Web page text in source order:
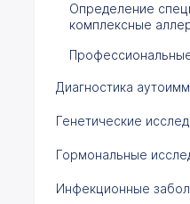
Определение
комплексные
Диагностика
Генетические
Гормональные
Инфекционные